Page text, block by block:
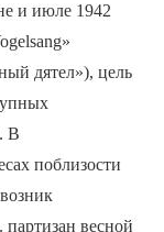
и июле 1942
дятел»), цель
В
поблизости
весной